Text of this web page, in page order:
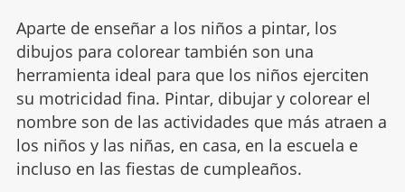
Aparte de enseñar a los niños a pintar, los
dibujos para colorear también son una
herramienta ideal para que los niños ejerciten
su motricidad fina. Pintar, dibujar y colorear el
nombre son de las actividades que más atraen a
los niños y las niñas, en casa, en la escuela e
incluso en las fiestas de cumpleaños.